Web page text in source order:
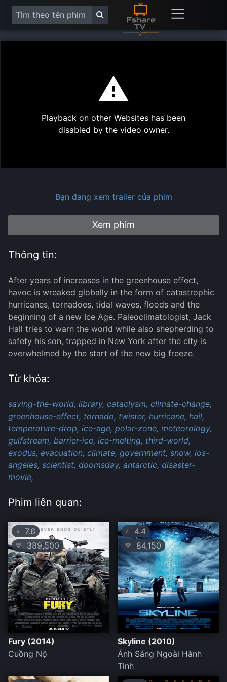
Play
Playback on other Websites has been
disabled by the video owner.
Bạn đang xem trailer của phim
Xem phim
Thông tin:
After years of increases in the greenhouse effect,
havoc is wreaked globally in the form of catastrophic
hurricanes, tornadoes, tidal waves, floods and the
beginning of a new Ice Age. Paleoclimatologist, Jack
Hall tries to warn the world while also shepherding to
safety his son, trapped in New York after the city is
overwhelmed by the start of the new big freeze.
Từ khóa:
saving-the-world, library, cataclysm, climate-change,
greenhouse-effect, tornado, twister, hurricane, hail,
temperature-drop, ice-age, polar-zone, meteorology,
gulfstream, barrier-ice, ice-melting, third-world,
exodus, evacuation, climate, government, snow, los-
angeles, scientist, doomsday, antarctic, disaster-
movie,
Phim liên quan:
⭐ 7.6
💛 389,500
Fury (2014)
Cuồng Nộ
⭐ 4.4
💛 84,150
Skyline (2010)
Ánh Sáng Ngoài Hành
Tinh